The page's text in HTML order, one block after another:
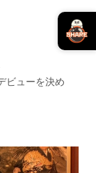
ビューを決め